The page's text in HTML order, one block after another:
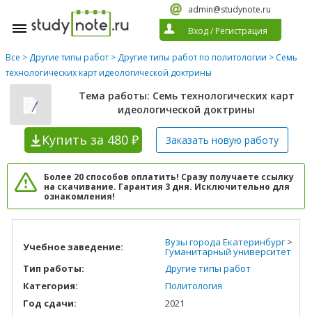
admin@studynote.ru
Вход/ Регистрация
Все > Другие типы работ > Другие типы работ по политологии > Семь
технологических карт идеологической доктрины
Тема работы: Семь технологических карт
идеологической доктрины
Купить за 480 ₽ Заказать новую работу
Более 20 способов оплатить! Сразу получаете ссылку
на скачивание. Гарантия 3 дня. Исключительно для
ознакомления!
Учебное заведение: Вузы города Екатеринбург>
Гуманитарный университет
Тип работы:
Другие типы работ
Категория:
Политология
Год сдачи:
2021